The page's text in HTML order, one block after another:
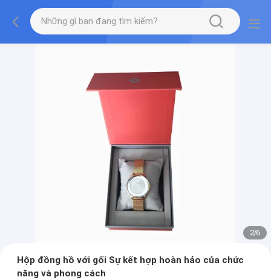
2/6
Hộp đồng hồ với gối Sự kết hợp hoàn hảo của chức
năng và phong cách